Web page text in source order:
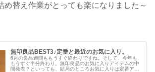
め替え作業がとっても楽になりました～
無印良品BEST3♪定番と最近のお気に入り。
6月の良品週間ももうすぐ終わりですね。そして、今年も
もうすぐ半分終わり。無印良品のお気に入りアイテムの中
間発表？といっても、結局のところお気に入りは定番アイ